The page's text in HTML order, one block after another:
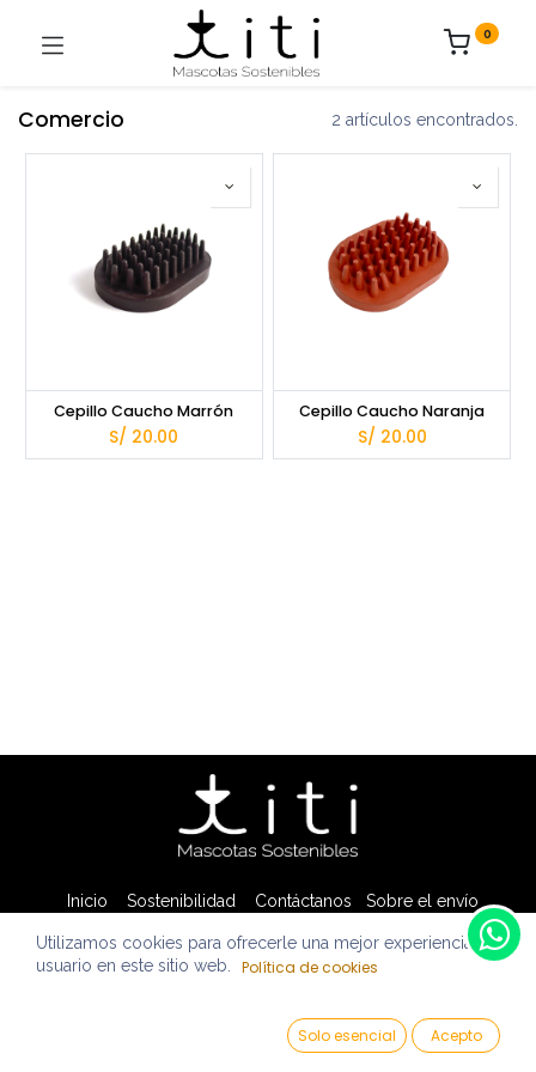
0
Comercio 2 artículos encontrados.
Cepillo Caucho Marrón
S/ 20.00
Cepillo Caucho Naranja
S/ 20.00
Inicio Sostenibilidad Contáctanos
Sobre el envío
Términos y condiciones
Libro de reclamaciones
Todos los derechos reservados © TITI BRANDEC 2024
Utilizamos cookies para ofrecerle una mejor experiencia de
usuario en este sitio web.
Política de cookies
Solo esencial Acepto